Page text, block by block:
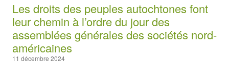
Les droits des peuples autochtones font
leur chemin à l’ordre du jour des
assemblées générales des sociétés nord-
américaines
11 décembre 2024